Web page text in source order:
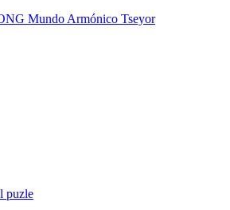
Mundo Armónico Tseyor
puzle